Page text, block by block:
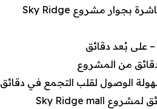
– مباشرة بجوار مشروع Sky Ridge
– على بُعد دقائق
الوصول لقلب التجمع في دقائق